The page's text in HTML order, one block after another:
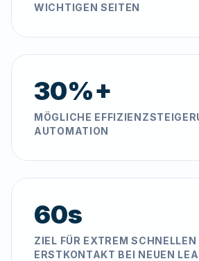
WICHTIGEN SEITEN
30%+
MÖGLICHE
AUTOMATION
60s
ZIEL FÜR EXTREM SCHNELLEN
ERSTKONTAKT BEI NEUEN